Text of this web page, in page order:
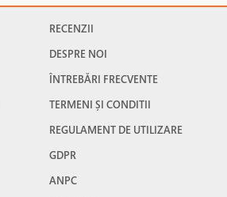
RECENZII
DESPRE NOI
ÎNTREBĂRI FRECVENTE
TERMENI ȘI CONDITII
REGULAMENT DE UTILIZARE
GDPR
ANPC